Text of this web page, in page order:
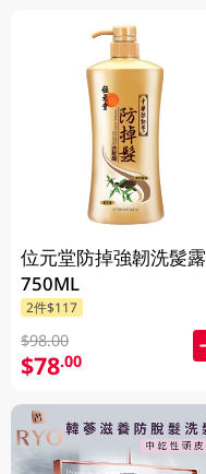
位元堂防掉強韌洗髲露
750ML
2件$117
$98.00
$78.00